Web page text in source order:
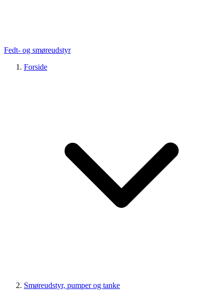
Fedt- og smøreudstyr
Forside
Smøreudstyr, pumper og tanke